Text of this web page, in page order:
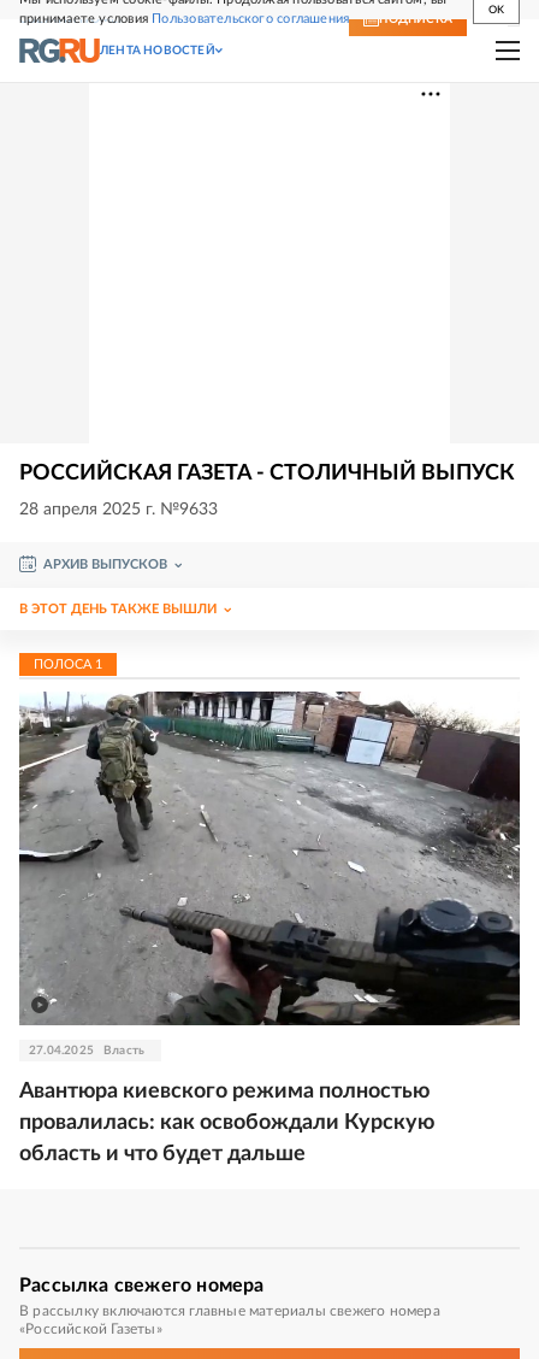
принимаете условия Пользовательского соглашения
OK
СВЕЖИЙ НОМЕР ПОДПИСКА
ЛЕНТА НОВОСТЕЙ
РОССИЙСКАЯ ГАЗЕТА - СТОЛИЧНЫЙ ВЫПУСК
28 апреля 2025 г. №9633
АРХИВ ВЫПУСКОВ
В ЭТОТ ДЕНЬ ТАКЖЕ ВЫШЛИ
ПОЛОСА 1
27.04.2025 Власть
Авантюра киевского режима полностью
провалилась: как освобождали Курскую
область и что будет дальше
Рассылка свежего номера
В рассылку включаются главные материалы свежего номера
«Российской Газеты»